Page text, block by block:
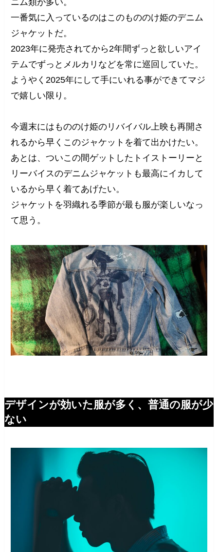
一番気に入っているのはこのもののけ姫のデニム
ジャケットだ。
2023年に発売されてから2年間ずっと欲しいアイ
テムでずっとメルカリなどを常に巡回していた。
ようやく2025年にして手にいれる事ができてマジ
で嬉しい限り。
今週末にはもののけ姫のリバイバル上映も再開さ
れるから早くこのジャケットを着て出かけたい。
あとは、ついこの間ゲットしたトイストーリーと
リーバイスのデニムジャケットも最高にイカして
いるから早く着てあげたい。
ジャケットを羽織れる季節が最も服が楽しいなっ
て思う。
デザインが効いた服が多く、普通の服が少
ない